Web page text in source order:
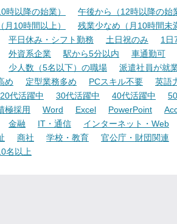
時以降の始業） 午後から（12時以降の始
月10時間以上）
残業少なめ（月10時間未
平日休み・シフト勤務 土日祝のみ 1日
外資系企業 駅から5分以内 車通勤可
少人数（5名以下）の職場 派遣社員が就
め
定型業務多め PCスキル不要 英語
20代活躍中 30代活躍中 40代活躍中
極採用
Word Excel PowerPoint
金融 IT・通信 インターネット・Web
商社 学校・教育 官公庁・財団関連
名以上